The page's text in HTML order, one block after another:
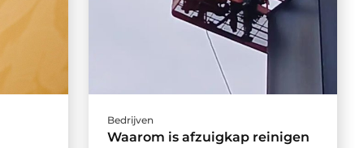
Bedrijven
Waarom is afzuigkap reinigen